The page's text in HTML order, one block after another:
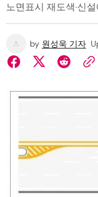
노면표시 재도색·신
by 원성욱 기자